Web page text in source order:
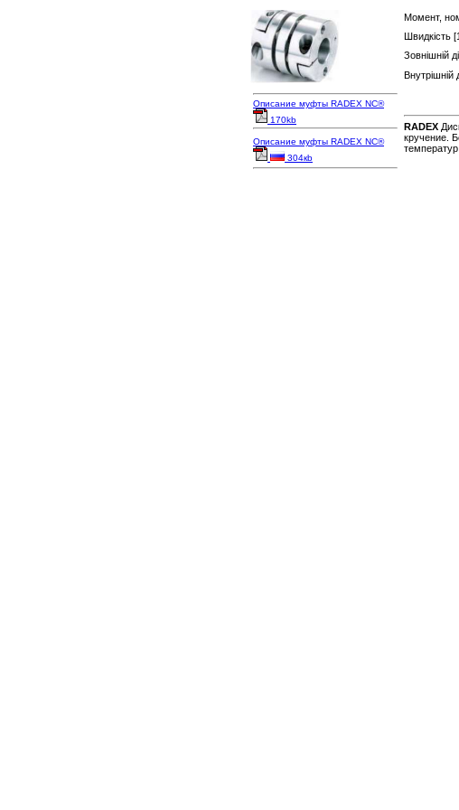
Момент,
Швидкість
Зовнішній
Внутрішній
Описание муфты RADEX NC®
170kb
Описание муфты RADEX NC®
304кb
RADEX
кручение.